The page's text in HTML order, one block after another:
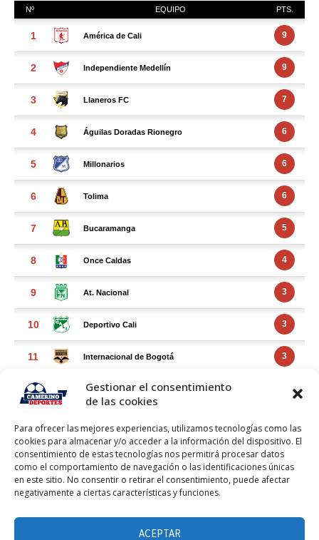
Gestionar el consentimiento
de las cookies
Para ofrecer las mejores experiencias, utilizamos tecnologías como las
cookies para almacenar y/o acceder a la información del dispositivo. El
consentimiento de estas tecnologías nos permitirá procesar datos
como el comportamiento de navegación o las identificaciones únicas
en este sitio. No consentir o retirar el consentimiento, puede afectar
negativamente a ciertas características y funciones.
ACEPTAR
FACEBOOK FEED
Facebook Feed